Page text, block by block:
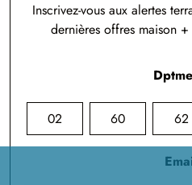
Inscrivez-vous aux alertes
dernières offres maison
02 60 62